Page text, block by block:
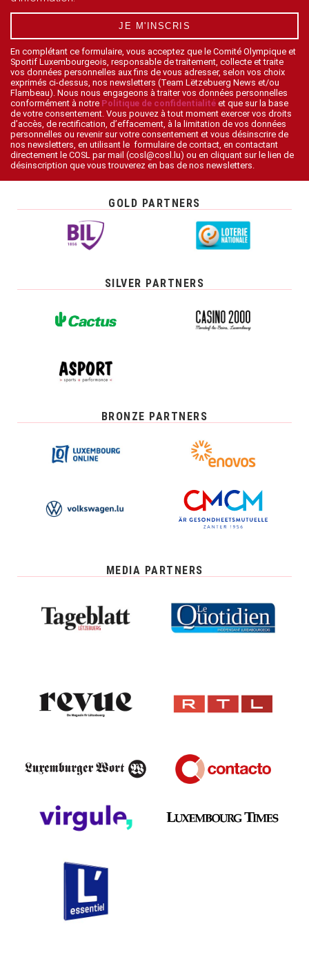
JE M'INSCRIS
En complétant ce formulaire, vous acceptez que le Comité Olympique et
Sportif Luxembourgeois, responsable de traitement, collecte et traite
vos données personnelles aux fins de vous adresser, selon vos choix
exprimés ci-dessus, nos newsletters (Team Lëtzebuerg News et/ou
Flambeau). Nous nous engageons à traiter vos données personnelles
conformément à notre Politique de confidentialité et que sur la base
de votre consentement. Vous pouvez à tout moment exercer vos droits
d’accès, de rectification, d’effacement, à la limitation de vos données
personnelles ou revenir sur votre consentement et vous désinscrire de
nos newsletters, en utilisant le formulaire de contact, en contactant
directement le COSL par mail (cosl@cosl.lu) ou en cliquant sur le lien de
désinscription que vous trouverez en bas de nos newsletters.
GOLD PARTNERS
SILVER PARTNERS
BRONZE PARTNERS
MEDIA PARTNERS